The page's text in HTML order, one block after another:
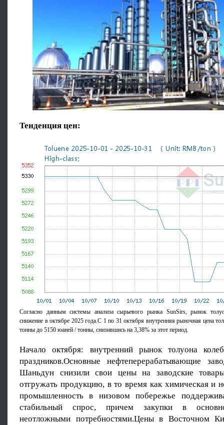
Тенденция цен:
Согласно данным системы анализа сырьевого рынка SunSirs, рынок
снижение в октябре 2025 года.С 1 по 31 октября внутренняя рыночная цена
тонны до 5150 юаней / тонны, снизившись на 3,38% за этот период.
Начало октября: внутренний рынок толуона
праздников.Основные нефтеперерабатывающие
Шаньдун снизили свои цены на заводские
отгружать продукцию, в то время как химическая и
промышленность в низовом побережье
стабильный спрос, причем закупки в
неотложными потребностями.Цены в Восточном